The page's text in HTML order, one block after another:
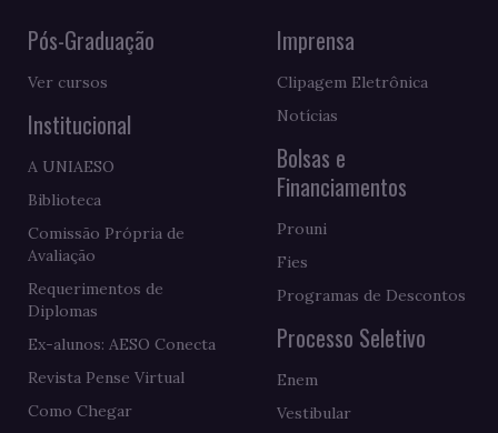
Pós-Graduação
Ver cursos
Institucional
A UNIAESO
Biblioteca
Comissão Própria de
Avaliação
Requerimentos de
Diplomas
Ex-alunos: AESO Conecta
Revista Pense Virtual
Como Chegar
Imprensa
Clipagem Eletrônica
Notícias
Bolsas e
Financiamentos
Prouni
Fies
Programas de Descontos
Processo Seletivo
Enem
Vestibular